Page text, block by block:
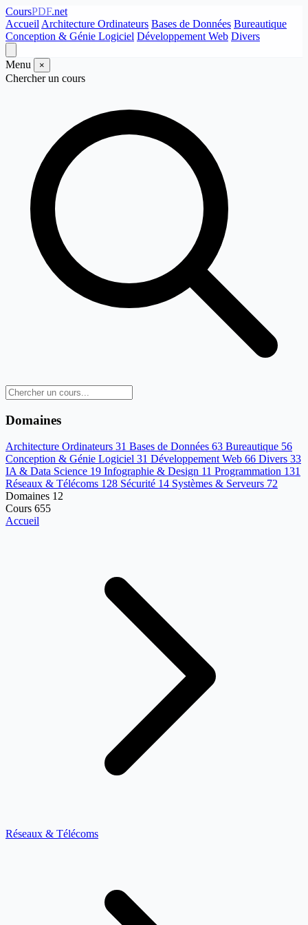
CoursPDF.net
Accueil Architecture Ordinateurs Bases de Données Bureautique
Conception & Génie Logiciel Développement Web Divers
Menu ×
Chercher un cours
Domaines
Architecture Ordinateurs 31 Bases de Données 63 Bureautique 56
Conception & Génie Logiciel 31 Développement Web 66 Divers 33
IA & Data Science 19 Infographie & Design 11 Programmation 131
Réseaux & Télécoms 128 Sécurité 14 Systèmes & Serveurs 72
Domaines 12
Cours 655
Accueil
Réseaux & Télécoms